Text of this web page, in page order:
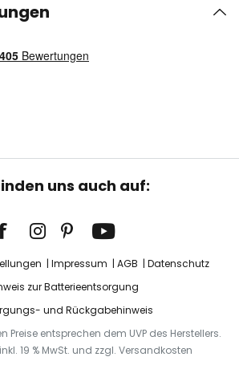
uns auch auf:
Impressum AGB
Datenschutz
zur Batterieentsorgung
und Rückgabehinweis
Preise entsprechen dem UVP des Herstellers.
19 % MwSt. und zzgl. Versandkosten